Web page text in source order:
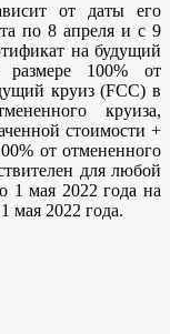
от даты его
по 8 апреля и с 9
на будущий
100% от
круиз (FСС) в
круиза,
стоимости +
от отмененного
для любой
1 мая 2022 года на
мая 2022 года.